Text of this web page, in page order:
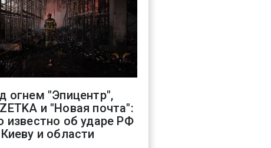
огнем "Эпицентр",
и "Новая почта":
известно об ударе РФ
и области